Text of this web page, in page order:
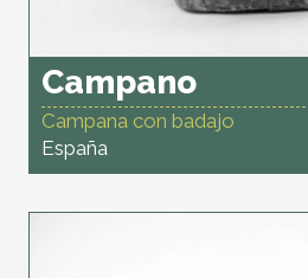
Campano
Campana con badajo
España